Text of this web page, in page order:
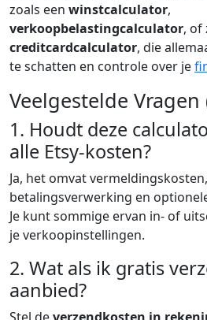
zoals een winstcalculator,
verkoopbelastingcalculator, of
creditcardcalculator, die
te schatten en controle over je
Veelgestelde Vragen
1. Houdt deze
alle Etsy-kosten?
Ja, het omvat
betalingsverwerking en
Je kunt sommige ervan in- of
je verkoopinstellingen.
2. Wat als ik gratis
aanbied?